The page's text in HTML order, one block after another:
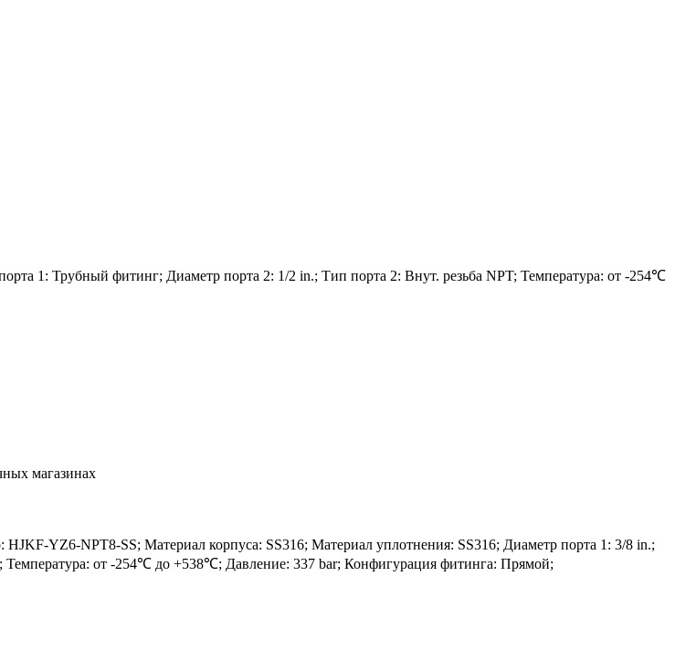
1: Трубный фитинг; Диаметр порта 2: 1/2 in.; Тип порта 2: Внут. резьба NPT; Температура: от -254℃
магазинах
YZ6-NPT8-SS; Материал корпуса: SS316; Материал уплотнения: SS316; Диаметр порта 1: 3/8 in.;
от -254℃ до +538℃; Давление: 337 bar; Конфигурация фитинга: Прямой;